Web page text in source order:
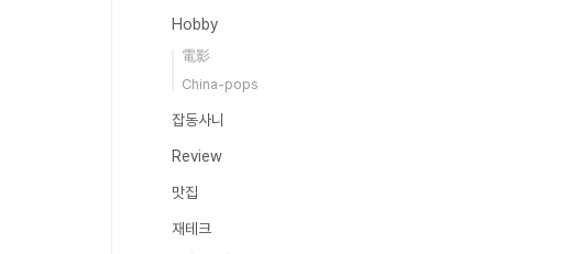
Hobby
電影
China-pops
잡동사니
Review
맛집
재테크